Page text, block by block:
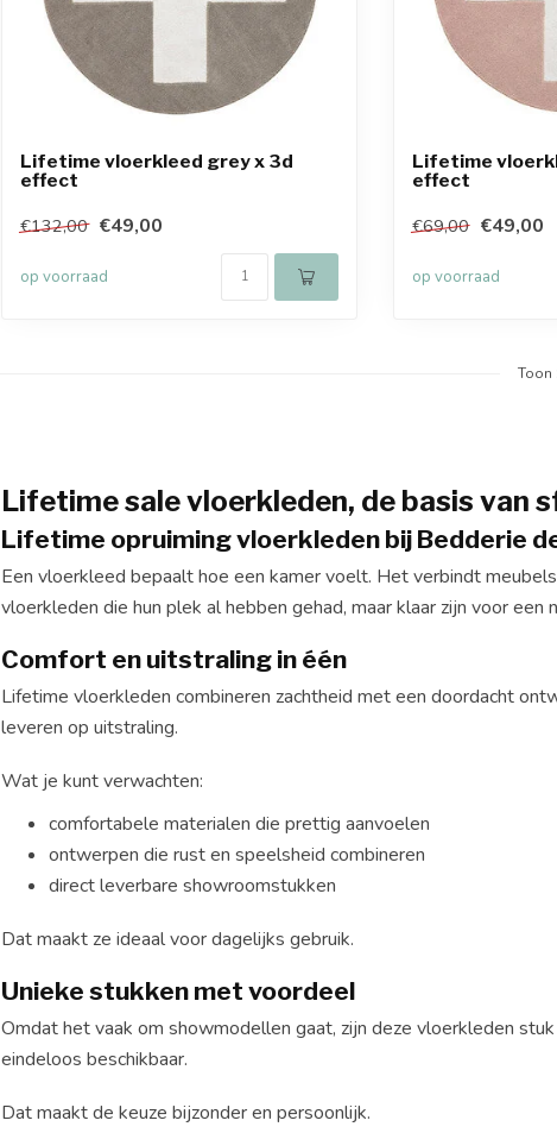
Lifetime vloerkleed grey x 3d
effect
€132,00 €49,00
op voorraad
Lifetime
effect
€69,00 €49,00
op voorraad
Toon
Lifetime sale vloerkleden, de basis van
Lifetime opruiming vloerkleden bij Bedderie
Een vloerkleed bepaalt hoe een kamer voelt. Het verbindt
vloerkleden die hun plek al hebben gehad, maar klaar zijn voor een
Comfort en uitstraling in één
Lifetime vloerkleden combineren zachtheid met een doordacht
leveren op uitstraling.
Wat je kunt verwachten:
comfortabele materialen die prettig aanvoelen
ontwerpen die rust en speelsheid combineren
direct leverbare showroomstukken
Dat maakt ze ideaal voor dagelijks gebruik.
Unieke stukken met voordeel
Omdat het vaak om showmodellen gaat, zijn deze vloerkleden
eindeloos beschikbaar.
Dat maakt de keuze bijzonder en persoonlijk.